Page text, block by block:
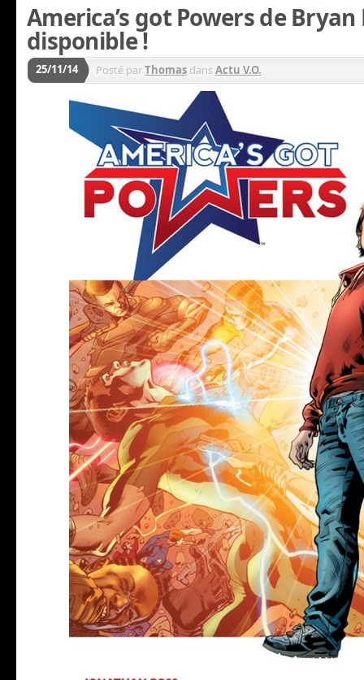
America’s got Powers de
disponible !
25/11/14 Posté parThomas dansActu V.O.